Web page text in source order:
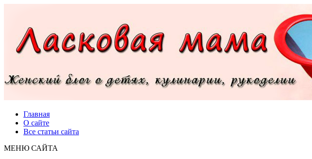
Главная
О сайте
Все статьи сайта
МЕНЮ САЙТА